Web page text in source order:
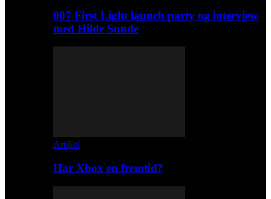
007 First Light launch party og interview
med Hilde Sunde
Artikel
Har Xbox en fremtid?